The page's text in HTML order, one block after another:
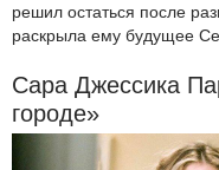
решил остаться после
раскрыла ему будущее
Сара Джессика
городе»